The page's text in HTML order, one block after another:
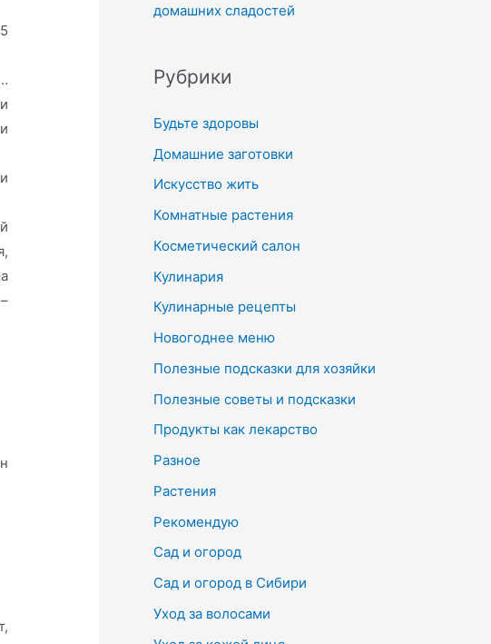
домашних сладостей
Рубрики
Будьте здоровы
Домашние заготовки
Искусство жить
Комнатные растения
Косметический салон
Кулинария
Кулинарные рецепты
Новогоднее меню
Полезные подсказки для хозяйки
Полезные советы и подсказки
Продукты как лекарство
Разное
Растения
Рекомендую
Сад и огород
Сад и огород в Сибири
Уход за волосами